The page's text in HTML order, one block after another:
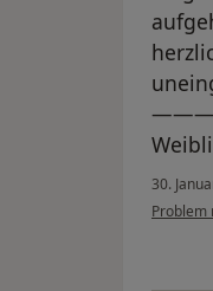
30.
Problem